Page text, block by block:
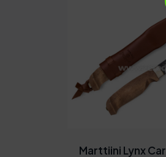
Marttiini Lynx